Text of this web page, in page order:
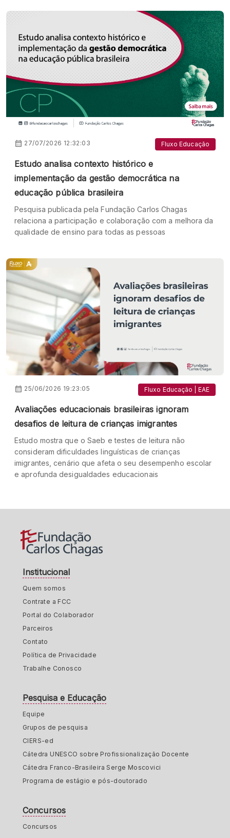
27/07/2026 12:32:03 Fluxo Educação
Estudo analisa contexto histórico e
implementação da gestão democrática na
educação pública brasileira
Pesquisa publicada pela Fundação Carlos Chagas
relaciona a participação e colaboração com a melhora da
qualidade de ensino para todas as pessoas
25/06/2026 19:23:05 Fluxo Educação | EAE
Avaliações educacionais brasileiras ignoram
desafios de leitura de crianças imigrantes
Estudo mostra que o Saeb e testes de leitura não
consideram dificuldades linguísticas de crianças
imigrantes, cenário que afeta o seu desempenho escolar
e aprofunda desigualdades educacionais
Institucional
Quem somos
Contrate a FCC
Portal do Colaborador
Parceiros
Contato
Política de Privacidade
Trabalhe Conosco
Pesquisa e Educação
Equipe
Grupos de pesquisa
CIERS-ed
Cátedra UNESCO sobre Profissionalização Docente
Cátedra Franco-Brasileira Serge Moscovici
Programa de estágio e pós-doutorado
Concursos
Concursos